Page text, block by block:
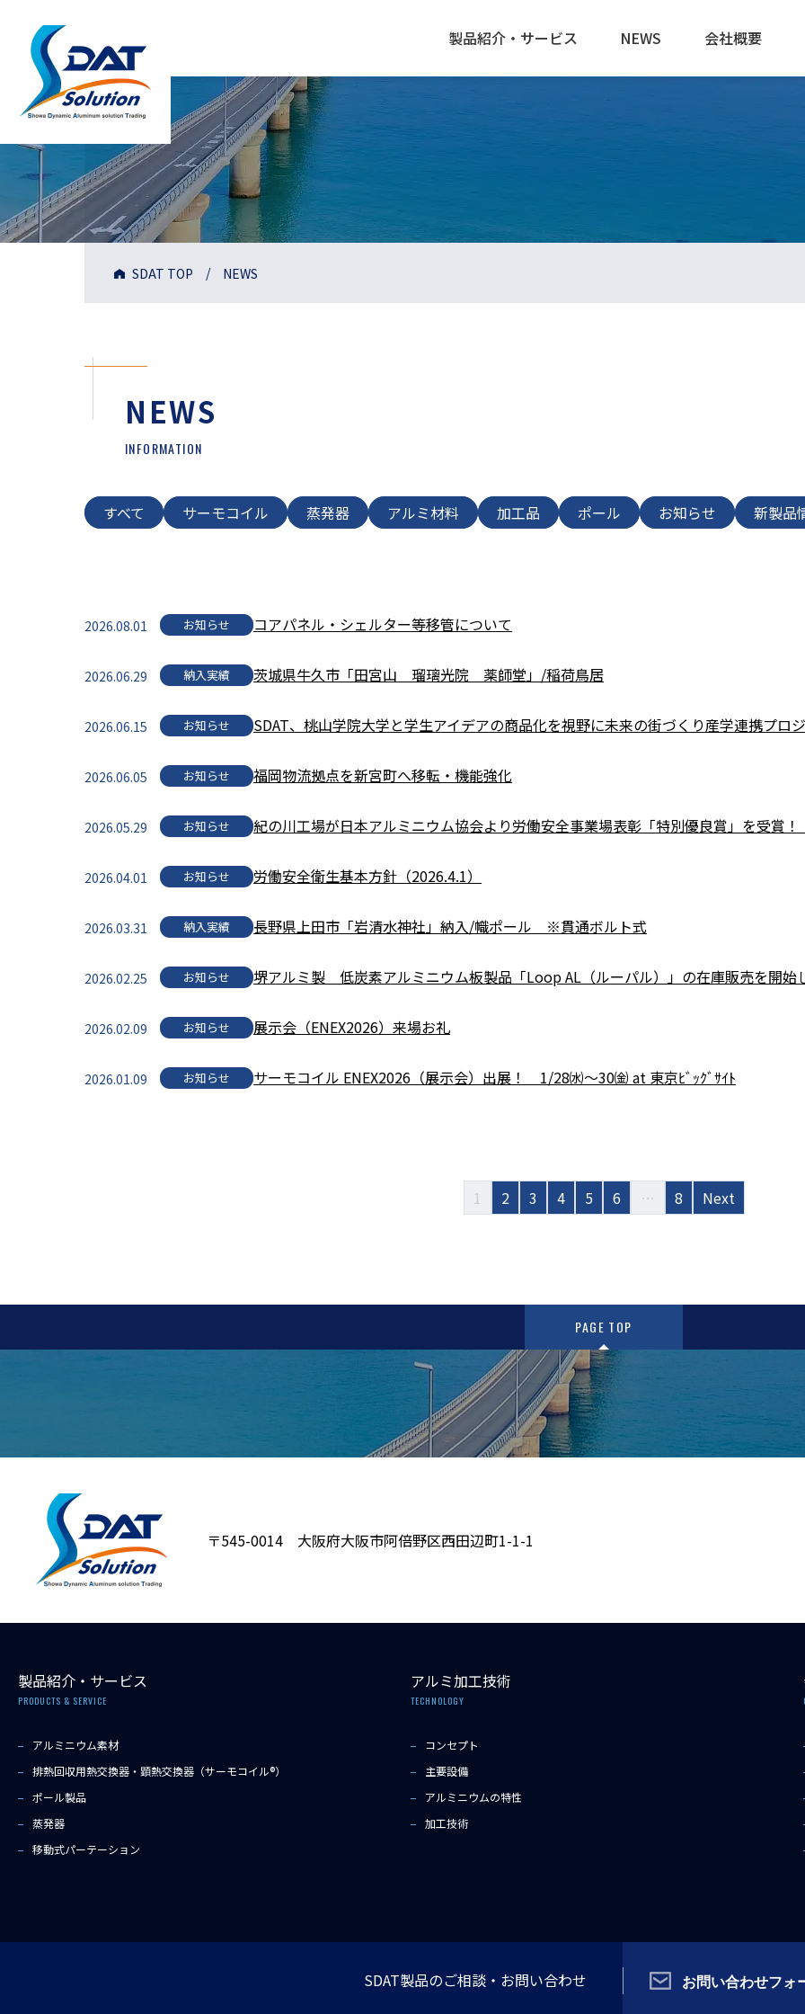
製品紹介・サービス NEWS 会社概要
SDAT TOP NEWS
NEWS
INFORMATION
すべて サーモコイル 蒸発器 アルミ材料 加工品 ポール お知らせ 新製品
2026.08.01 お知らせ コアパネル・シェルター等移管について
2026.06.29 納入実績 茨城県牛久市「田宮山 瑠璃光院 薬師堂」/稲荷鳥居
2026.06.15 お知らせ SDAT、桃山学院大学と学生アイデアの商品化を視野に未来の街づくり産学連携プロ
2026.06.05 お知らせ 福岡物流拠点を新宮町へ移転・機能強化
2026.05.29 お知らせ 紀の川工場が日本アルミニウム協会より労働安全事業場表彰「特別優良賞」を受賞！
2026.04.01 お知らせ 労働安全衛生基本方針（2026.4.1）
2026.03.31 納入実績 長野県上田市「岩清水神社」納入/幟ポール ※貫通ボルト式
2026.02.25 お知らせ 堺アルミ製 低炭素アルミニウム板製品「Loop AL（ルーパル）」の在庫販売を開始
2026.02.09 お知らせ 展示会（ENEX2026）来場お礼
2026.01.09 お知らせ サーモコイル ENEX2026（展示会）出展！ 1/28㈬～30㈮ at 東京ﾋﾞｯｸﾞｻｲﾄ
1 2 3 4 5 6 … 8 Next
PAGE TOP
〒545-0014 大阪府大阪市阿倍野区西田辺町1-1-1
製品紹介・サービス
PRODUCTS & SERVICE
アルミニウム素材
排熱回収用熱交換器・顕熱交換器（サーモコイル®）
ポール製品
蒸発器
移動式パーテーション
アルミ加工技術
TECHNOLOGY
コンセプト
主要設備
アルミニウムの特性
加工技術
Copyright © 2022 SDAT Co.,Ltd All rights reserved.
SDAT製品のご相談・ お問い合わせ お問い合わせフォ